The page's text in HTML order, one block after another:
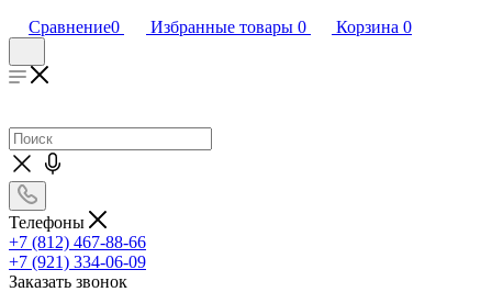
Сравнение0 Избранные товары 0 Корзина 0
Телефоны
+7 (812) 467-88-66
+7 (921) 334-06-09
Заказать звонок